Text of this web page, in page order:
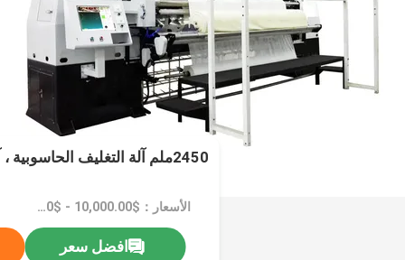
2450ملم آلة التغليف الحاسوبية ، آلة التغليف السريعة
الأسعار：$10,000.00 - $60,000.00/sets
افضل سعر